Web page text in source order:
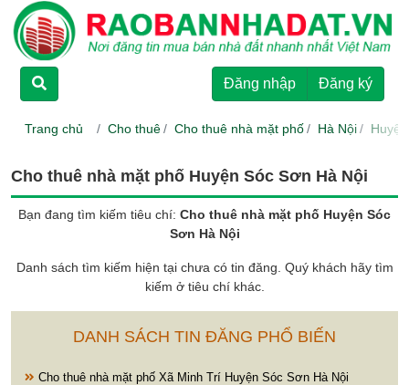
Đăng nhập Đăng ký
Trang chủ Cho thuê Cho thuê nhà mặt phố Hà Nội
Cho thuê nhà mặt phố Huyện Sóc Sơn Hà Nội
Bạn đang tìm kiếm tiêu chí: Cho thuê nhà mặt phố Huyện Sóc
Sơn Hà Nội
Danh sách tìm kiếm hiện tại chưa có tin đăng. Quý khách hãy tìm
kiếm ở tiêu chí khác.
DANH SÁCH TIN ĐĂNG PHỔ BIẾN
Cho thuê nhà mặt phố Xã Minh Trí Huyện Sóc Sơn Hà Nội
TRANG CHỦ
CHO THUÊ
DỰ ÁN
HƯỚNG DẪN
LIÊN HỆ